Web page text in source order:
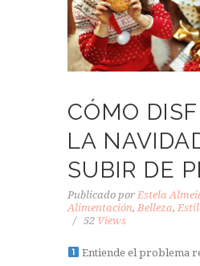
CÓMO
LA
SUBIR DE
Publicado por Estela
Alimentación, Belleza,
52 Views
Entiende el problema